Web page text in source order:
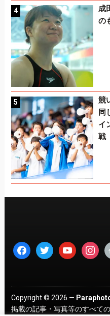
成
の
競
同
イ
戦
facebooktwitter youtube
Copyright © 2026 —
掲載の記事・写真等のすべて